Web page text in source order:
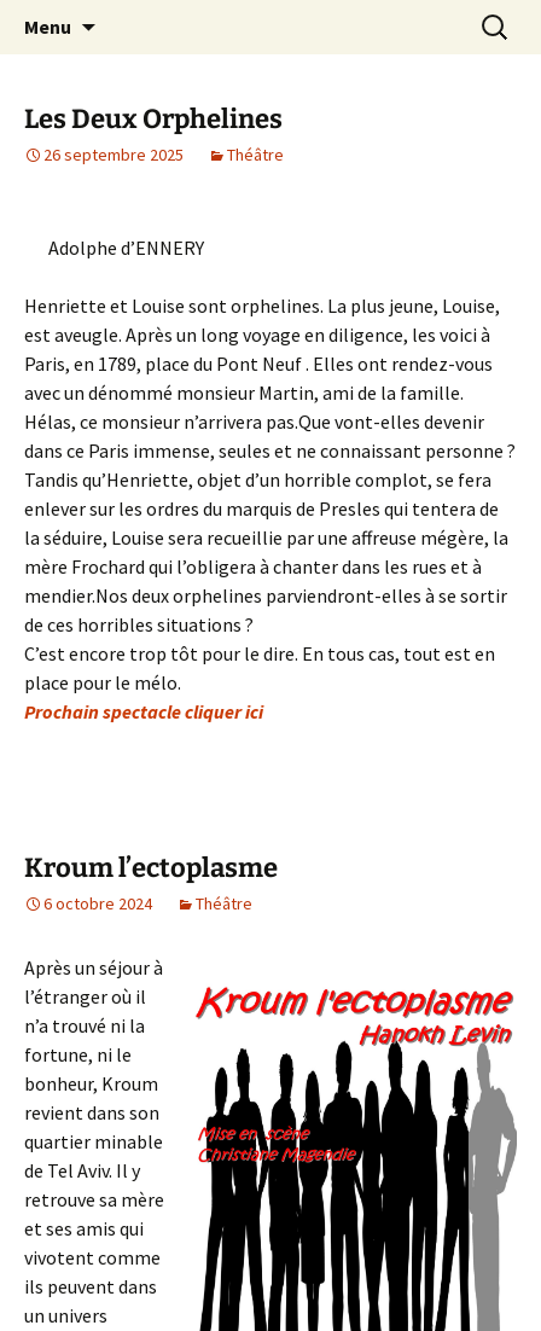
Menu
Les Deux Orphelines
26 septembre 2025 Théâtre
Adolphe d’ENNERY
Henriette et Louise sont orphelines. La plus jeune, Louise,
est aveugle. Après un long voyage en diligence, les voici à
Paris, en 1789, place du Pont Neuf . Elles ont rendez-vous
avec un dénommé monsieur Martin, ami de la famille.
Hélas, ce monsieur n’arrivera pas.Que vont-elles devenir
dans ce Paris immense, seules et ne connaissant personne ?
Tandis qu’Henriette, objet d’un horrible complot, se fera
enlever sur les ordres du marquis de Presles qui tentera de
la séduire, Louise sera recueillie par une affreuse mégère, la
mère Frochard qui l’obligera à chanter dans les rues et à
mendier.Nos deux orphelines parviendront-elles à se sortir
de ces horribles situations ?
C’est encore trop tôt pour le dire. En tous cas, tout est en
place pour le mélo.
Prochain spectacle cliquer ici
Kroum l’ectoplasme
6 octobre 2024 Théâtre
Après un séjour à
l’étranger où il
n’a trouvé ni la
fortune, ni le
bonheur, Kroum
revient dans son
quartier minable
de Tel Aviv. Il y
retrouve sa mère
et ses amis qui
vivotent comme
ils peuvent dans
un univers